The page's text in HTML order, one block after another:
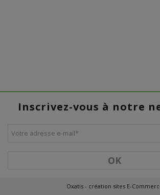
Inscrivez-vous à notre
Votre adresse e-mail*
OK
Oxatis - création sites E-